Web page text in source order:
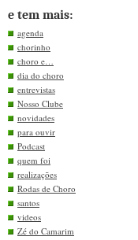
e tem mais:
agenda
chorinho
choro e…
dia do choro
entrevistas
Nosso Clube
novidades
para ouvir
Podcast
quem foi
realizações
Rodas de Choro
santos
videos
Zé do Camarim